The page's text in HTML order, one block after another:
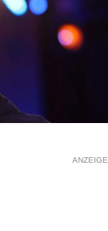
ANZEIGE